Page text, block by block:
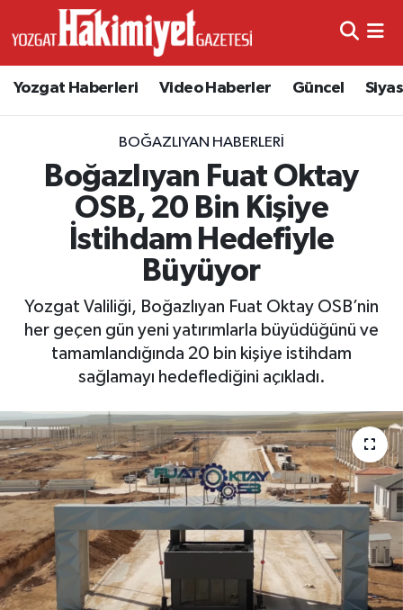
Yozgat Haberleri Video Haberler Güncel
BOĞAZLIYAN HABERLERI
Boğazlıyan Fuat Oktay
OSB, 20 Bin Kişiye
İstihdam Hedefiyle
Büyüyor
Yozgat Valiliği, Boğazlıyan Fuat Oktay OSB’nin
her geçen gün yeni yatırımlarla büyüdüğünü ve
tamamlandığında 20 bin kişiye istihdam
sağlamayı hedeflediğini açıkladı.